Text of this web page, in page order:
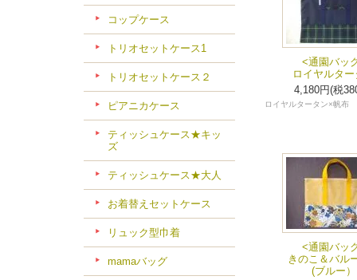
コップケース
トリオセットケース1
トリオセットケース２
ピアニカケース
ティッシュケース★キッ
ズ
ティッシュケース★大人
お着替えセットケース
リュック型巾着
mamaバッグ
<通園バッ
ロイヤルタ
4,180円(税
ロイヤルタータン×帆布
<通園バッ
きのこ＆バル
(ブルー）